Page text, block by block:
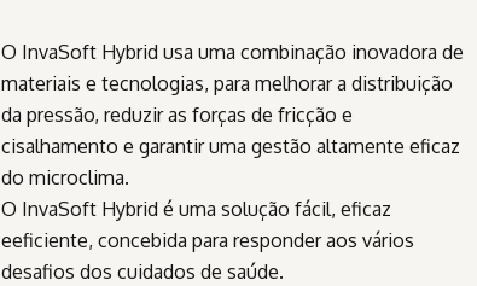
O InvaSoft Hybrid usa uma combinação inovadora de
materiais e tecnologias, para melhorar a distribuição
da pressão, reduzir as forças de fricção e
cisalhamento e garantir uma gestão altamente eficaz
do microclima.
O InvaSoft Hybrid é uma solução fácil, eficaz
eeficiente, concebida para responder aos vários
desafios dos cuidados de saúde.